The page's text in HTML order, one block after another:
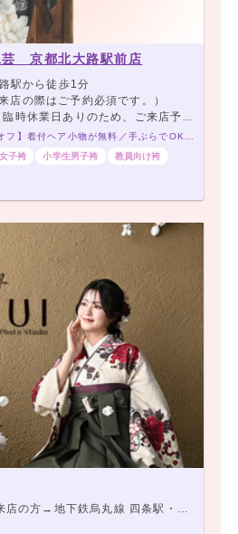
芸 京都北大路駅前店
駅から徒歩1分
の際はご予約必須です。）
ありのため、ご来店予約をお願いいたします）
【8月限定★max¥10,000オフ】着付ヘア小物が無料／手ぶらでOK／5,000点の品揃え／当日アクセス◎大学すぐの着付会場
子袴 小学生男子袴 教員向け袴
いを北へ徒歩7分 地下鉄烏丸線・東西線 烏丸御池駅 下車 6番出口より室町通沿い南へ徒歩5分 ●お車でご来店の方→室町御池交差点を南へ約400m